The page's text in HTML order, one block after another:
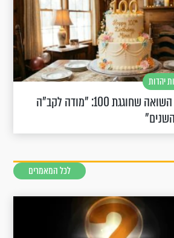
יהדות
שורדת השואה שחוגגת 100: "מודה לקב"ה
לכל המאמרים